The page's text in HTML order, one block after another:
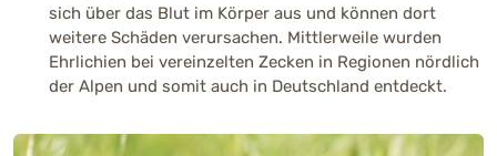
sich über das Blut im Körper aus und können dort
weitere Schäden verursachen. Mittlerweile wurden
Ehrlichien bei vereinzelten Zecken in Regionen nördlich
der Alpen und somit auch in Deutschland entdeckt.